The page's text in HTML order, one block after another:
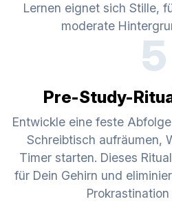
Lernen eignet sich Stille,
moderate
5
Pre-Study-
Entwickle eine feste
Schreibtisch aufräumen,
Timer starten. Dieses
für Dein Gehirn und